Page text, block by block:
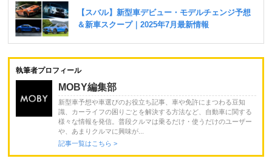
執筆者プロフィール
MOBY編集部
新型車予想や車選びのお役立ち記事、車や免許にまつわる豆知
識、カーライフの困りごとを解決する方法など、自動車に関する
様々な情報を発信。普段クルマは乗るだけ・使うだけのユーザー
や、あまりクルマに興味が...
記事一覧はこちら >